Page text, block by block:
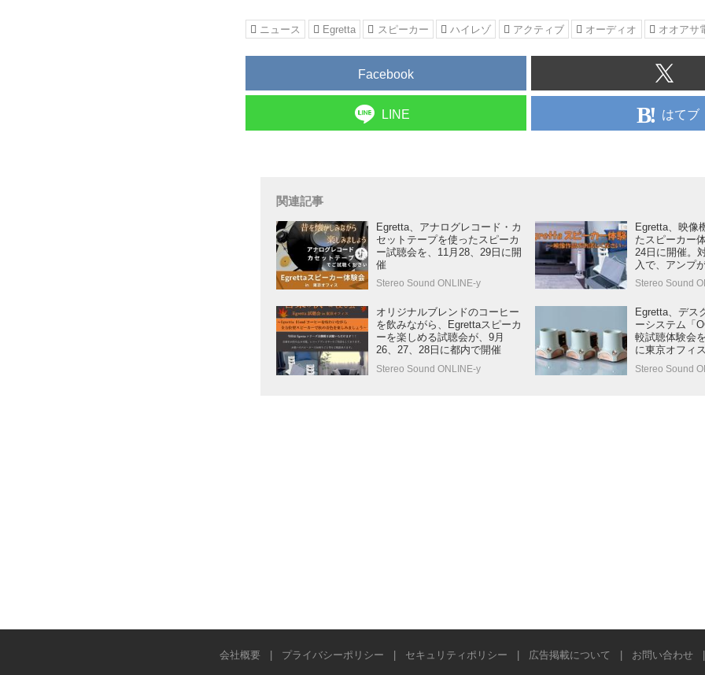
ニュース Egretta スピーカー ハイレゾ アクティブ オーディオ オオアサ
Facebook
LINE はてブ
関連記事
Egretta、アナログレコード・カ
セットテープを使ったスピーカ
ー試聴会を、11月28、29日に開
催
Stereo Sound ONLINE-y
Egretta、映像
たスピーカー
24日に開催。
入で、アンプ
Stereo Sound
オリジナルブレンドのコーヒー
を飲みながら、Egrettaスピーカ
ーを楽しめる試聴会が、9月
26、27、28日に都内で開催
Stereo Sound ONLINE-y
Egretta、デス
ーシステム「
較試聴体験会
に東京オフィ
Stereo Sound
会社概要 プライバシーポリシー セキュリティポリシー 広告掲載について お問い合わせ